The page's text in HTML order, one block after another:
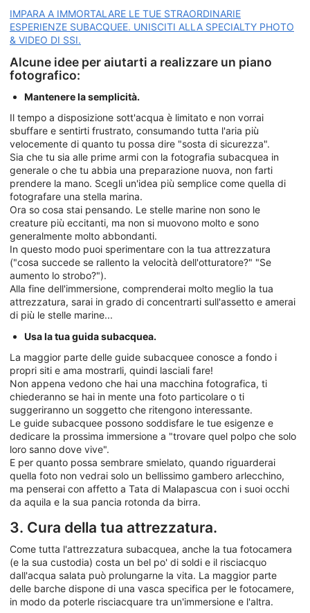
IMPARA A IMMORTALARE LE TUE STRAORDINARIE
ESPERIENZE SUBACQUEE. UNISCITI ALLA SPECIALTY PHOTO
& VIDEO DI SSI.
Alcune idee per aiutarti a realizzare un piano
fotografico:
Mantenere la semplicità.
Il tempo a disposizione sott'acqua è limitato e non vorrai
sbuffare e sentirti frustrato, consumando tutta l'aria più
velocemente di quanto tu possa dire "sosta di sicurezza".
Sia che tu sia alle prime armi con la fotografia subacquea in
generale o che tu abbia una preparazione nuova, non farti
prendere la mano. Scegli un'idea più semplice come quella di
fotografare una stella marina.
Ora so cosa stai pensando. Le stelle marine non sono le
creature più eccitanti, ma non si muovono molto e sono
generalmente molto abbondanti.
In questo modo puoi sperimentare con la tua attrezzatura
("cosa succede se rallento la velocità dell'otturatore?" "Se
aumento lo strobo?").
Alla fine dell'immersione, comprenderai molto meglio la tua
attrezzatura, sarai in grado di concentrarti sull'assetto e amerai
di più le stelle marine...
Usa la tua guida subacquea.
La maggior parte delle guide subacquee conosce a fondo i
propri siti e ama mostrarli, quindi lasciali fare!
Non appena vedono che hai una macchina fotografica, ti
chiederanno se hai in mente una foto particolare o ti
suggeriranno un soggetto che ritengono interessante.
Le guide subacquee possono soddisfare le tue esigenze e
dedicare la prossima immersione a "trovare quel polpo che solo
loro sanno dove vive".
E per quanto possa sembrare smielato, quando riguarderai
quella foto non vedrai solo un bellissimo gambero arlecchino,
ma penserai con affetto a Tata di Malapascua con i suoi occhi
da aquila e la sua pancia rotonda da birra.
3. Cura della tua attrezzatura.
Come tutta l'attrezzatura subacquea, anche la tua fotocamera
(e la sua custodia) costa un bel po' di soldi e il risciacquo
dall'acqua salata può prolungarne la vita. La maggior parte
delle barche dispone di una vasca specifica per le fotocamere,
in modo da poterle risciacquare tra un'immersione e l'altra.